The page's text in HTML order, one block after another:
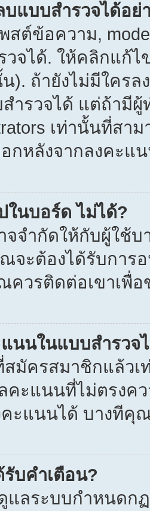
แบบสำรวจได้อย่
ต์ข้อความ,
วจได้. ให้คลิกแก้
น). ถ้ายังไม่มีใคร
ำรวจได้ แต่ถ้ามีผู้
เท่านั้นที่สา
กหลังจากลงคะแ
ในบอร์ด ไม่ได้?
จำกัดให้กับผู้ใช้บ
จะต้องได้รับการ
ควรติดต่อเขาเพื่
นนในแบบสำรวจ
มัครสมาชิกแล้ว
คะแนนที่ไม่ตรงค
คะแนนได้ บางทีคุ
บคำเตือน?
แลระบบกำหนดก